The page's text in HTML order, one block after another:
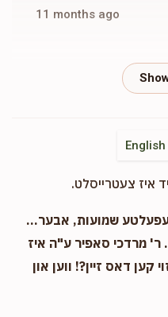
11 months ago
Israel Gottdenger
Yitzchok Yoel Lurintz
Cash Yitzchok Yoel Lurintz
11 months ago
English
איז צעטרייסלט.
שמועות, אבער...
ר' מרדכי סאפיר ע"ה איז
קען דאס זיין?! ווען און